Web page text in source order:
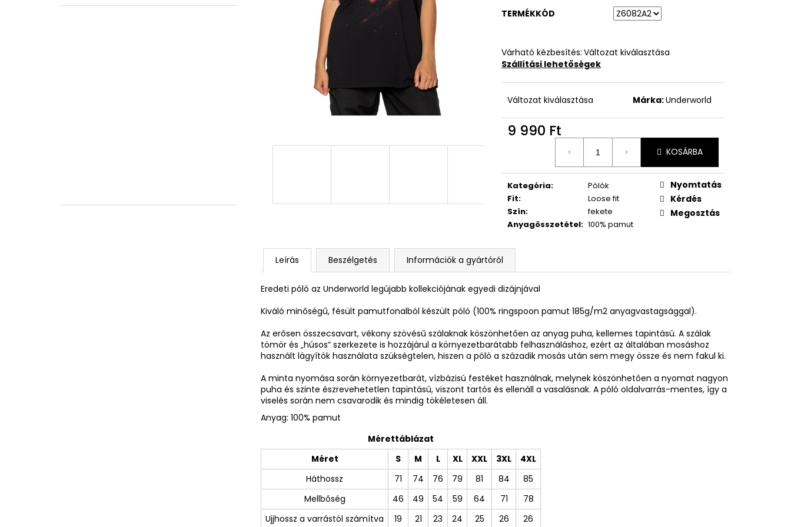
TERMÉKKÓD
Várható kézbesítés: Változat kiválasztása
Szállítási lehetőségek
Változat kiválasztása Márka:Underworld
9 990 Ft
KOSÁRBA
Kategória:
Pólók
Fit:
Loose fit
Szín:
fekete
Anyagösszetétel: 100% pamut
Nyomtatás
Kérdés
Megosztás
Leírás Beszélgetés Információk a gyártóról
Eredeti póló az Underworld legújabb kollekciójának egyedi dizájnjával
Kiváló minőségű, fésült pamutfonalból készült póló (100% ringspoon pamut 185g/m2 anyagvastagsággal).
Az erősen összecsavart, vékony szövésű szálaknak köszönhetően az anyag puha, kellemes tapintású. A szálak
tömör és „húsos” szerkezete is hozzájárul a környezetbarátabb felhasználáshoz, ezért az általában mosáshoz
használt lágyítók használata szükségtelen, hiszen a póló a századik mosás után sem megy össze és nem fakul ki.
A minta nyomása során környezetbarát, vízbázisú festéket használnak, melynek köszönhetően a nyomat nagyon
puha és szinte észrevehetetlen tapintású, viszont tartós és ellenáll a vasalásnak. A póló oldalvarrás-mentes, így a
viselés során nem csavarodik és mindig tökéletesen áll.
Anyag: 100% pamut
Mérettáblázat
Méret
S M L XL XXL 3XL
4XL
Háthossz
71 74 76 79 81 84
85
Mellbőség
46 49 54 59 64 71
78
Ujjhossz a varrástól számítva
19 21 23 24 25 26 26